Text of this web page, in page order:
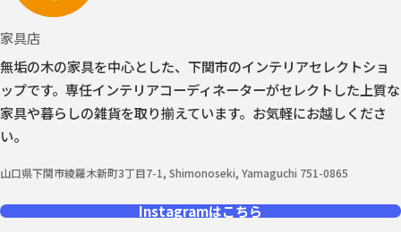
家具店
無垢の木の家具を中心とした、下関市のインテリアセレクトショ
ップです。 専任インテリアコーディネーターがセレクトした上質な
家具や暮らしの雑貨を取り揃えています。お気軽にお越しくださ
い。
山口県下関市綾羅木新町3丁目7-1, Shimonoseki, Yamaguchi 751-0865
Instagramはこちら